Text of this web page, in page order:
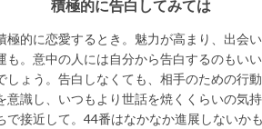
積極的に告白してみては
極的に恋愛するとき。魅力が高まり、出会い
も。意中の人には自分から告白するのもいい
しょう。告白しなくても、相手のための行動
意識し、いつもより世話を焼くくらいの気持
で接近して。44番はなかなか進展しないかも